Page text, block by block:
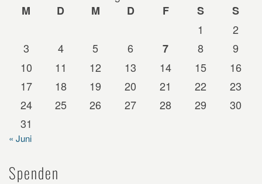
M
D M D F S
S
1
2
3
4 5 6 7 8
9
10
11 12 13 14 15
16
17
18 19 20 21 22
23
24
25 26 27 28 29
30
31
« Juni
Spenden